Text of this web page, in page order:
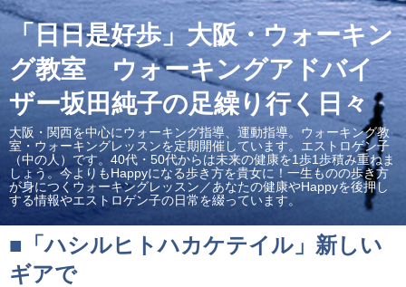
「日日是好歩」大阪・ウォーキン
グ教室 ウォーキングアドバイ
ザー坂田純子の足繰り行く日々
大阪・関西を中心にウォーキング指導、運動指導。ウォーキング教
室・ウォーキングレッスンを定期開催しています。エストロゲン子
（中の人）です。40代・50代からは未来の健康を1歩1歩積み重ねま
しょう。今よりもHappyになる歩き方を貴女に！一生ものの歩き方
が身につくウォーキングレッスン／あなたの健康やHappyを後押し
する情報やエストロゲン子の日常を綴っています。
■「ハシルヒトハカケテイル」新しい
ギアで